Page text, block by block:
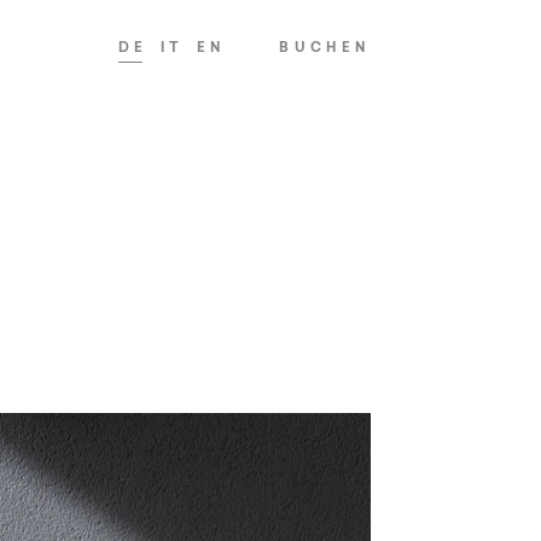
DE EN BUCHEN